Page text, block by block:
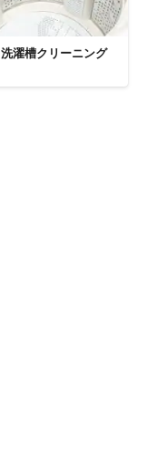
綾瀬市
海老名市
川町
相模原市
伊勢原市
浦市
二宮町
濯槽クリーニング